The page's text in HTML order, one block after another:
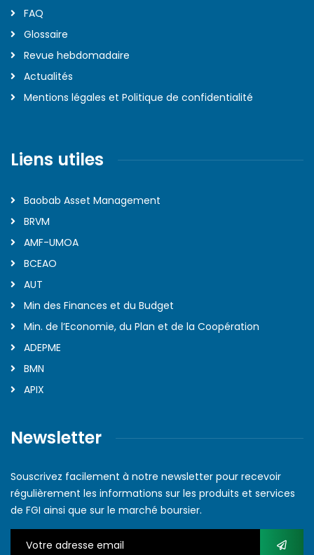
FAQ
Glossaire
Revue hebdomadaire
Actualités
Mentions légales et Politique de confidentialité
Liens utiles
Baobab Asset Management
BRVM
AMF-UMOA
BCEAO
AUT
Min des Finances et du Budget
Min. de l’Economie, du Plan et de la Coopération
ADEPME
BMN
APIX
Newsletter
Souscrivez facilement à notre newsletter pour recevoir
régulièrement les informations sur les produits et services
de FGI ainsi que sur le marché boursier.